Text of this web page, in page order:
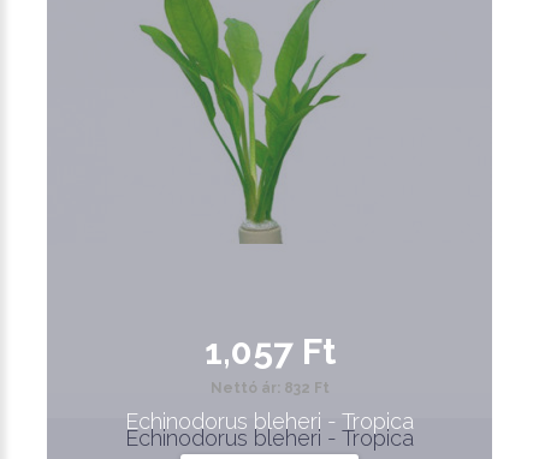
Echinodorus bleheri - Tropica
1,057 Ft
Nettó ár: 832 Ft
Echinodorus bleheri - Tropica